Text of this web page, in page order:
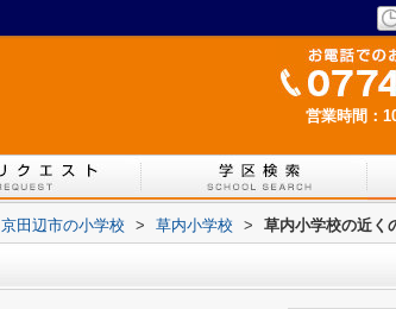
営業時間：
京田辺市の小学校 > 草内小学校 > 草内小学校の近く